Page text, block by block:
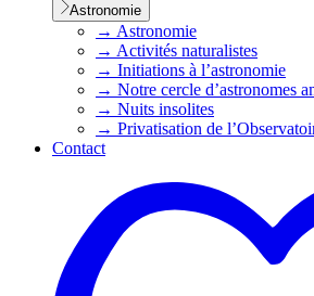
Astronomie
→ Astronomie
→ Activités naturalistes
→ Initiations à l’astronomie
→ Notre cercle d’astronomes
→ Nuits insolites
→ Privatisation de
Contact